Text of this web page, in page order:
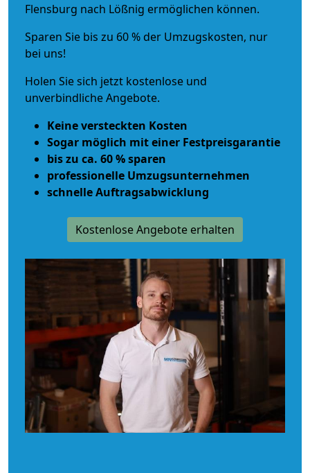
Flensburg nach Lößnig ermöglichen können.
Sparen Sie bis zu 60 % der Umzugskosten, nur
bei uns!
Holen Sie sich jetzt kostenlose und
unverbindliche Angebote.
Keine versteckten Kosten
Sogar möglich mit einer Festpreisgarantie
bis zu ca. 60 % sparen
professionelle Umzugsunternehmen
schnelle Auftragsabwicklung
Kostenlose Angebote erhalten